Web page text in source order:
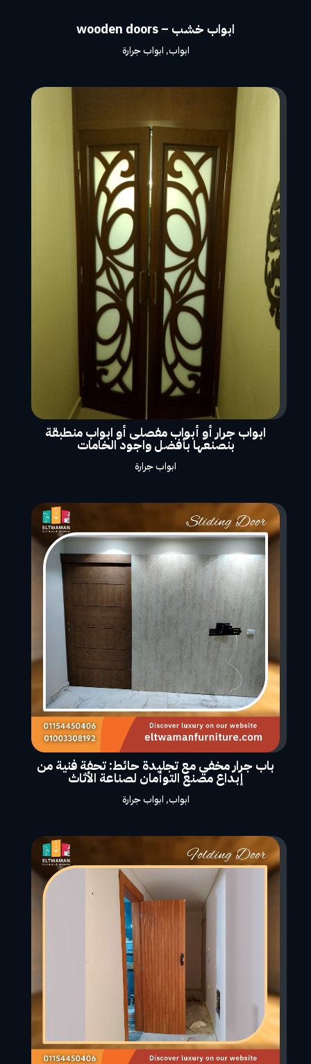
ابواب خشب – wooden doors
ابواب, ابواب جرارة
ابواب جرار أو أبواب مفصلى أو ابواب منطبقة
بنصنعها بأفضل واجود الخامات
ابواب جرارة
باب جرار مخفي مع تجليدة حائط: تحفة فنية من
إبداع مصنع التوأمان لصناعة الأثاث
ابواب, ابواب جرارة